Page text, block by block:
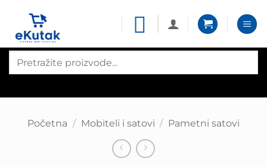
content
search
Početna / Mobiteli i satovi / Pametni satovi